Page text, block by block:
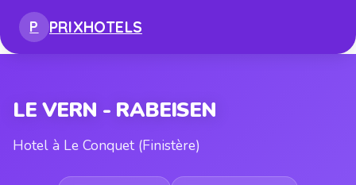
P PRIXHOTELS
LE VERN - RABEISEN
Hotel à Le Conquet (Finistère)